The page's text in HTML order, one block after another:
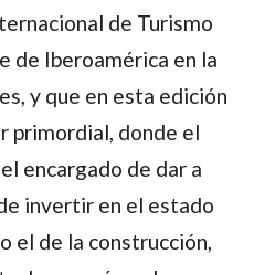
de Turismo
de Iberoamérica en la
y que en esta edición
primordial, donde el
encargado de dar a
invertir en el estado
el de la construcción,